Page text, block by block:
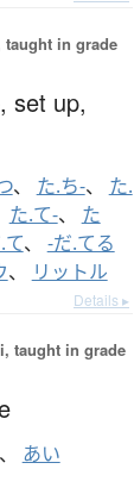
taught in grade
set up,
、 た.ち-、 た.
た.て-、 た
て、 -だ.てる
、 リットル
Details ▸
taught in grade
、 あい